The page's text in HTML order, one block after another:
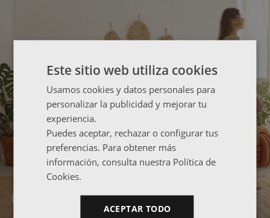
DESCUBRE NUESTROS DIVANES
Este sitio web utiliza cookies
Usamos cookies y datos personales para
personalizar la publicidad y mejorar tu
experiencia.
Puedes aceptar, rechazar o configurar tus
preferencias. Para obtener más
información, consulta nuestra Política de
Cookies.
ACEPTAR TODO